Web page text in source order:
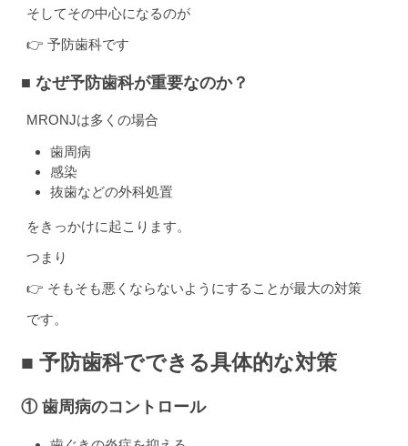
そしてその中心になるのが
👉 予防歯科です
■ なぜ予防歯科が重要なのか？
MRONJは多くの場合
歯周病
感染
抜歯などの外科処置
をきっかけに起こります。
つまり
👉 そもそも悪くならないようにすることが最大の対策
です。
■ 予防歯科でできる具体的な対策
① 歯周病のコントロール